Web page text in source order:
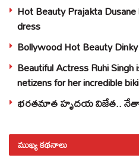
Hot Beauty Prajakta
dress
Bollywood Hot Beauty
Beautiful Actress Ruhi
netizens for her incredible
భరతమాత హృదయ విజేత..
ముఖ్య కథనాలు